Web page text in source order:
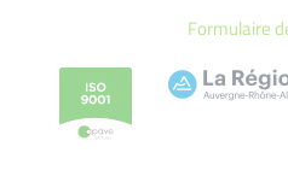
Formulaire